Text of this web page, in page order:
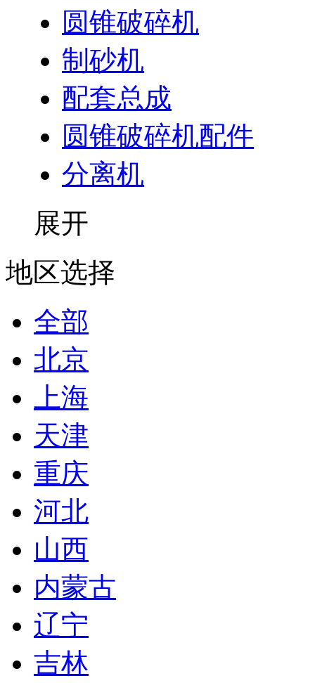
圆锥破碎机
制砂机
配套总成
圆锥破碎机配件
分离机
展开
地区选择
全部
北京
上海
天津
重庆
河北
山西
内蒙古
辽宁
吉林